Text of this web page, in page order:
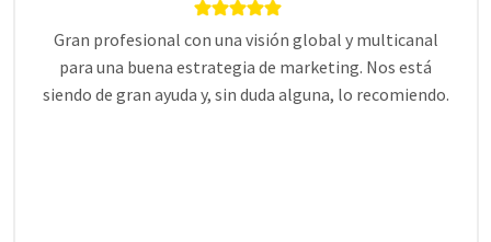
Gran profesional con una visión global y multicanal
para una buena estrategia de marketing. Nos está
siendo de gran ayuda y, sin duda alguna, lo recomiendo.